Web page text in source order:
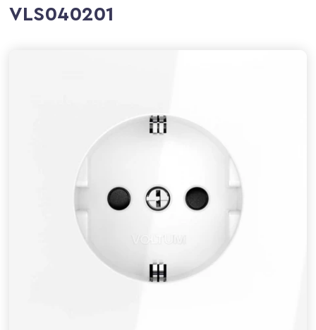
VLS040201